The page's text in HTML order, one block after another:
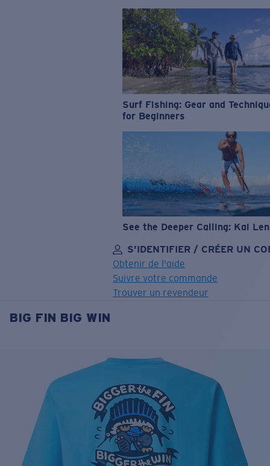
Surf Fishing: Gear and
for Beginners
See the Deeper Calling: Kai
S’IDENTIFIER / CRÉER UN
Obtenir de l'aide
Suivre votre commande
Trouver un revendeur
OBJECTIF MIS À JOUR
Prix :
Quantité:
Prix : Gratuit
Quantité:
BIG FIN BIG WIN